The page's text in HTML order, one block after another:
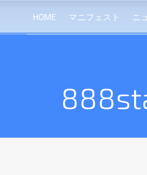
HOME マニフェスト ニ